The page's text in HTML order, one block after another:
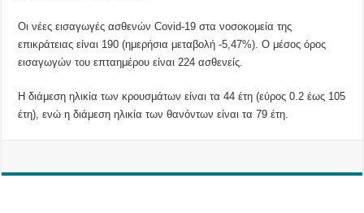
Οι νέες εισαγωγές ασθενών Covid-19 στα νοσοκομεία της
επικράτειας είναι 190 (ημερήσια μεταβολή -5,47%). Ο μέσος όρος
εισαγωγών του επταημέρου είναι 224 ασθενείς.
Η διάμεση ηλικία των κρουσμάτων είναι τα 44 έτη (εύρος 0.2 έως 105
έτη), ενώ η διάμεση ηλικία των θανόντων είναι τα 79 έτη.